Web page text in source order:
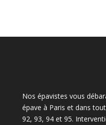
Nos épavistes vous
épave à Paris et dans
92, 93, 94 et 95.